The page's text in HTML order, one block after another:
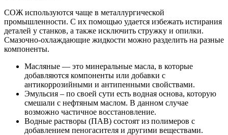
СОЖ используются чаще в металлургической
промышленности. С их помощью удается избежать истирания
деталей у станков, а также исключить стружку и опилки.
Смазочно-охлаждающие жидкости можно разделить на разные
компоненты.
Масляные — это минеральные масла, в которые
добавляются компоненты или добавки с
антикоррозийными и антипенными свойствами.
Эмульсия – по своей сути есть водная основа, которую
смешали с нефтяным маслом. В данном случае
возможно частичное восстановление.
Водные растворы (ПАВ) состоят из полимеров с
добавлением пеногасителя и другими веществами.